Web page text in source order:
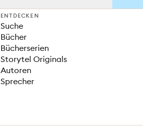
ENTDECKEN
Suche
Bücher
Bücherserien
Storytel Originals
Autoren
Sprecher